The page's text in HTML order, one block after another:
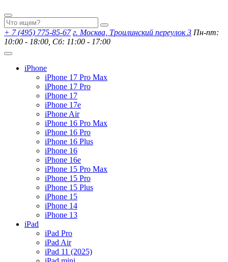
+ 7 (495) 775-85-67 г. Москва, Троилинский переулок 3 Пн-пт:
10:00 - 18:00, Сб: 11:00 - 17:00
iPhone
iPhone 17 Pro Max
iPhone 17 Pro
iPhone 17
iPhone 17e
iPhone Air
iPhone 16 Pro Max
iPhone 16 Pro
iPhone 16 Plus
iPhone 16
iPhone 16e
iPhone 15 Pro Max
iPhone 15 Pro
iPhone 15 Plus
iPhone 15
iPhone 14
iPhone 13
iPad
iPad Pro
iPad Air
iPad 11 (2025)